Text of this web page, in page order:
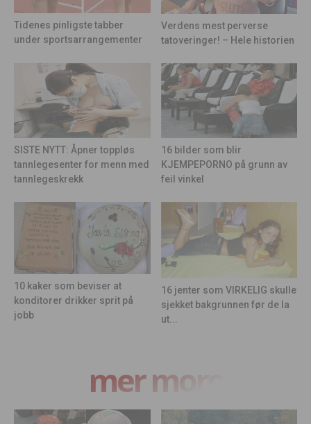
Tidenes pinligste tabber
under sportsarrangementer
Verdens mest perverse
tatoveringer! – Hele historien
SISTE NYTT: Åpner toppløs
tannlegesenter for menn med
tannlegeskrekk
16 bilder som blir
KJEMPEPORNO på grunn av
feil vinkel
10 kaker som beviser at
konditorer drikker sprit på
jobb
16 jenter som VIRKELIG skulle
sjekket bakgrunnen før de la
ut...
mer moro